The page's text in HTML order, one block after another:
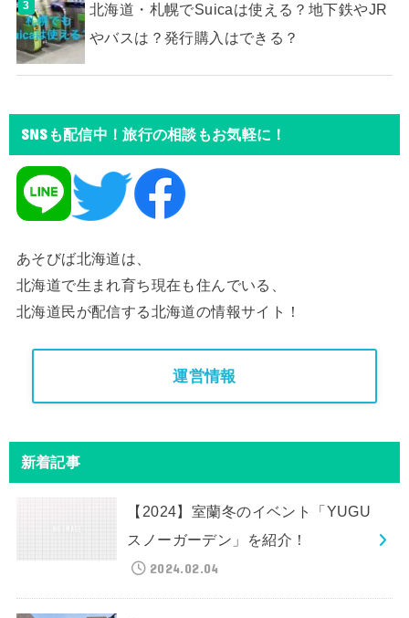
北海道・札幌でSuicaは使える？地下鉄やJR
やバスは？発行購入はできる？
SNSも配信中！旅行の相談もお気軽に！
あそびば北海道は、
北海道で生まれ育ち現在も住んでいる、
北海道民が配信する北海道の情報サイト！
運営情報
新着記事
【2024】室蘭冬のイベント「YUGU
スノーガーデン」を紹介！
2024.02.04